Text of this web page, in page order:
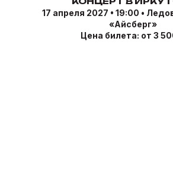
17 апреля 2027 • 19:00 •
«Айсберг»
Цена билета: от 3